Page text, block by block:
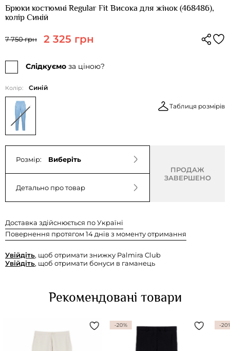
Брюки костюмні Regular Fit Висока для жінок (468486),
колір Синій
7 750 грн 2 325 грн
Слідкуємо за ціною?
Колір: Синій
Таблиця розмірів
Розмір: Виберіть
Детально про товар
ПРОДАЖ
ЗАВЕРШЕНО
Доставка здійснюється по Україні
Повернення протягом 14 днів з моменту отримання
Увійдіть, щоб отримати знижку Palmira Club
Увійдіть, щоб отримати бонуси в гаманець
Рекомендовані товари
-20% -